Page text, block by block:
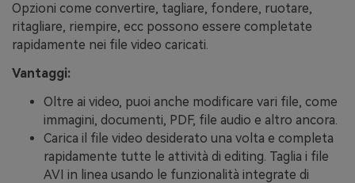
Opzioni come convertire, tagliare, fondere, ruotare,
ritagliare, riempire, ecc possono essere completate
rapidamente nei file video caricati.
Vantaggi:
Oltre ai video, puoi anche modificare vari file, come
immagini, documenti, PDF, file audio e altro ancora.
Carica il file video desiderato una volta e completa
rapidamente tutte le attività di editing. Taglia i file
AVI in linea usando le funzionalità integrate di